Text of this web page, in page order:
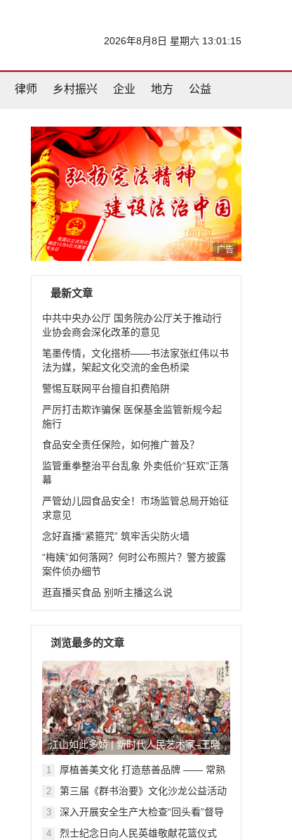
2026年8月8日 星期六 13:01:15
律师 乡村振兴 企业 地方 公益
广告
最新文章
中共中央办公厅 国务院办公厅关于推动行
业协会商会深化改革的意见
笔墨传情，文化搭桥——书法家张红伟以书
法为媒，架起文化交流的金色桥梁
警惕互联网平台擅自扣费陷阱
严厉打击欺诈骗保 医保基金监管新规今起
施行
食品安全责任保险，如何推广普及？
监管重拳整治平台乱象 外卖低价“狂欢”正落
幕
严管幼儿园食品安全！市场监管总局开始征
求意见
念好直播“紧箍咒” 筑牢舌尖防火墙
“梅姨”如何落网？何时公布照片？警方披露
案件侦办细节
逛直播买食品 别听主播这么说
浏览最多的文章
江山如此多娇 | 新时代人民艺术家–王晓
鹏
1
厚植善美文化 打造慈善品牌 —— 常熟
举行六个慈善文化教育基地授牌仪式
2
第三届《群书治要》文化沙龙公益活动
在北京顺利举行
3
深入开展安全生产大检查“回头看”督导
检查
4 烈士纪念日向人民英雄敬献花篮仪式